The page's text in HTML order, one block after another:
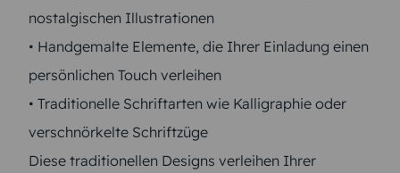
nostalgischen Illustrationen
• Handgemalte Elemente, die Ihrer Einladung einen
persönlichen Touch verleihen
• Traditionelle Schriftarten wie Kalligraphie oder
verschnörkelte Schriftzüge
Diese traditionellen Designs verleihen Ihrer